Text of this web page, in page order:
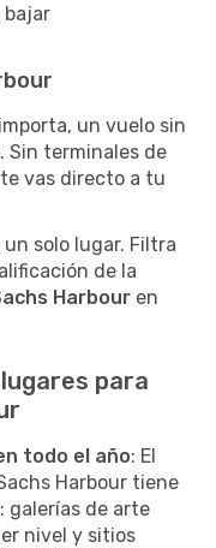
bajar
un vuelo sin
Sin terminales de
vas directo a tu
solo lugar. Filtra
de la
Harbour en
para
todo el año: El
Harbour tiene
galerías de arte
nivel y sitios